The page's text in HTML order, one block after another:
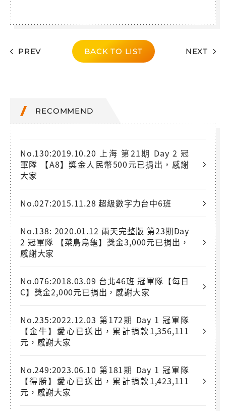
PREV BACK TO LIST NEXT
RECOMMEND
No.130:2019.10.20 上海 第21期 Day 2 冠
軍隊 【A8】獎金人民幣500元已捐出，感謝
大家
No.027:2015.11.28 超級數字力台中6班
No.138: 2020.01.12 兩天完整版 第23期Day
2 冠軍隊 【菜鳥烏龜】獎金3,000元已捐出，
感謝大家
No.076:2018.03.09 台北46班 冠軍隊【每日
C】獎金2,000元已捐出，感謝大家
No.235:2022.12.03 第172期 Day 1 冠軍隊
【金牛】愛心已送出，累計捐款1,356,111
元，感謝大家
No.249:2023.06.10 第181期 Day 1 冠軍隊
【得勝】愛心已送出，累計捐款1,423,111
元，感謝大家